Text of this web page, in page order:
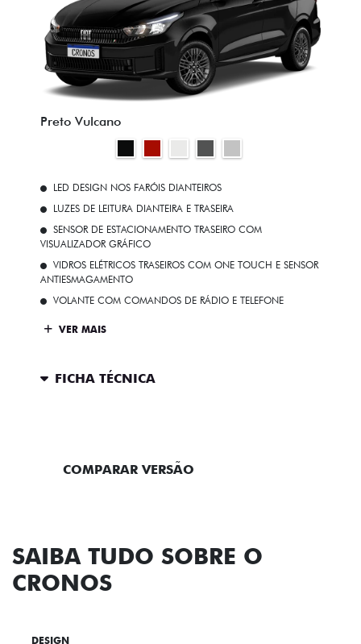
Preto Vulcano
LED DESIGN NOS FARÓIS DIANTEIROS
LUZES DE LEITURA DIANTEIRA E TRASEIRA
SENSOR DE ESTACIONAMENTO TRASEIRO COM
VISUALIZADOR GRÁFICO
VIDROS ELÉTRICOS TRASEIROS COM ONE TOUCH E SENSOR
ANTIESMAGAMENTO
VOLANTE COM COMANDOS DE RÁDIO E TELEFONE
VER MAIS
FICHA TÉCNICA
COMPARAR VERSÃO
SAIBA TUDO SOBRE O
CRONOS
DESIGN